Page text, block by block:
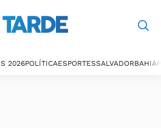
2026POLÍTICAESPORTESSALVADORBAHIA